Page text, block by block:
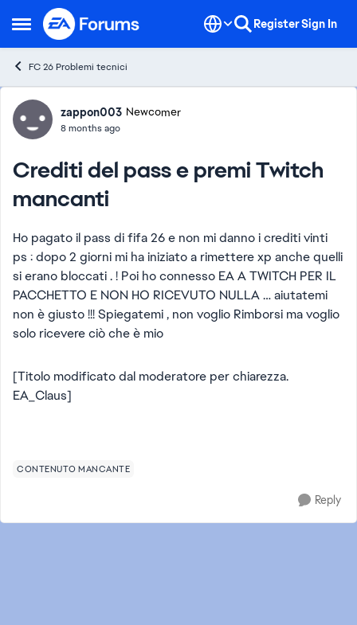
Open Side Menu
Skip to content RegisterSign In
FC 26 Problemi tecnici
Forum Discussion
zappon003 Newcomer
8 months ago
Crediti del pass e premi Twitch
mancanti
Ho pagato il pass di fifa 26 e non mi danno i crediti vinti
ps : dopo 2 giorni mi ha iniziato a rimettere xp anche quelli
si erano bloccati . ! Poi ho connesso EA A TWITCH PER IL
PACCHETTO E NON HO RICEVUTO NULLA … aiutatemi
non è giusto !!! Spiegatemi , non voglio Rimborsi ma voglio
solo ricevere ciò che è mio
[Titolo modificato dal moderatore per chiarezza.
EA_Claus]
CONTENUTO MANCANTE
Reply